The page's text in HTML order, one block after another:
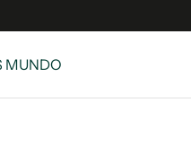
MUNDO